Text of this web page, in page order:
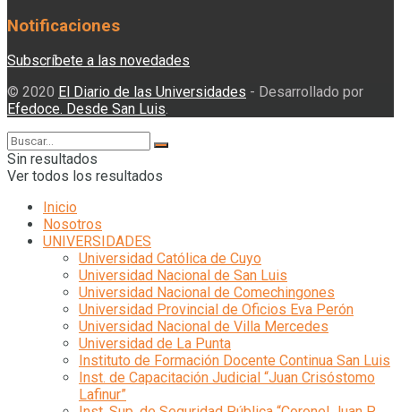
Notificaciones
Subscríbete a las novedades
© 2020 El Diario de las Universidades - Desarrollado por
Efedoce. Desde San Luis.
Sin resultados
Ver todos los resultados
Inicio
Nosotros
UNIVERSIDADES
Universidad Católica de Cuyo
Universidad Nacional de San Luis
Universidad Nacional de Comechingones
Universidad Provincial de Oficios Eva Perón
Universidad Nacional de Villa Mercedes
Universidad de La Punta
Instituto de Formación Docente Continua San Luis
Inst. de Capacitación Judicial “Juan Crisóstomo
Lafinur”